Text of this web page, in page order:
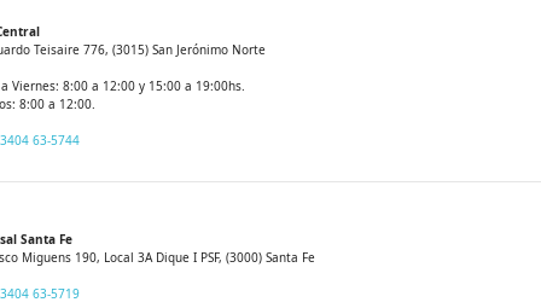
Teisaire 776, (3015) San Jerónimo Norte
Viernes: 8:00 a 12:00 y 15:00 a 19:00hs.
8:00 a 12:00.
63-5744
Santa Fe
Miguens 190, Local 3A Dique I PSF, (3000) Santa Fe
63-5719